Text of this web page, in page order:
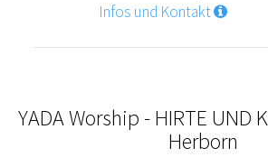
Infos und Kontakt
YADA Worship - HIRTE UND
Herborn